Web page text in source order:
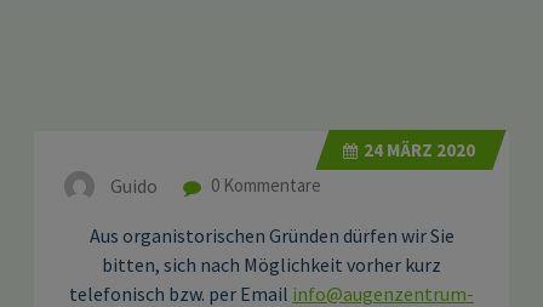
24 MÄRZ 2020
Guido 0 Kommentare
Aus organistorischen Gründen dürfen wir Sie
bitten, sich nach Möglichkeit vorher kurz
telefonisch bzw. per Email info@augenzentrum-